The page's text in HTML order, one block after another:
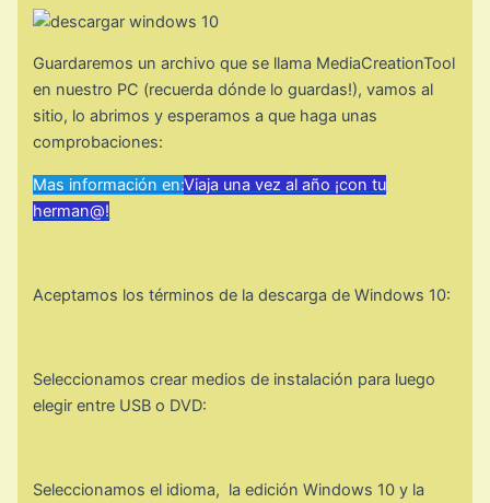
Guardaremos un archivo que se llama MediaCreationTool
en nuestro PC (recuerda dónde lo guardas!), vamos al
sitio, lo abrimos y esperamos a que haga unas
comprobaciones:
Mas información en:Viaja una vez al año ¡con tu
herman@!
Aceptamos los términos de la descarga de Windows 10:
Seleccionamos crear medios de instalación para luego
elegir entre USB o DVD:
Seleccionamos el idioma, la edición Windows 10 y la